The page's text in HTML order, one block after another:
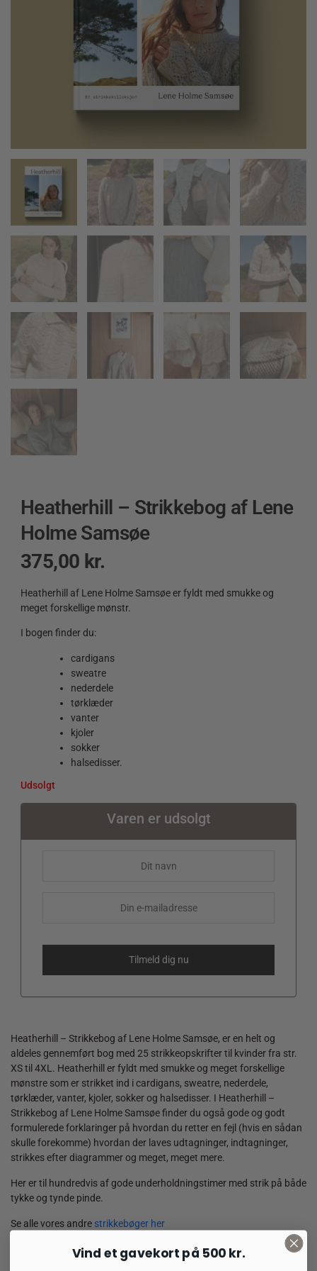
Heatherhill – Strikkebog af Lene
Holme Samsøe
375,00 kr.
Heatherhill af Lene Holme Samsøe er fyldt med smukke og
meget forskellige mønstr.
I bogen finder du:
cardigans
sweatre
nederdele
tørklæder
vanter
kjoler
sokker
halsedisser.
Udsolgt
Varen er udsolgt
Heatherhill – Strikkebog af Lene Holme Samsøe, er en helt og
aldeles gennemført bog med 25 strikkeopskrifter til kvinder fra str.
XS til 4XL. Heatherhill er fyldt med smukke og meget forskellige
mønstre som er strikket ind i cardigans, sweatre, nederdele,
tørklæder, vanter, kjoler, sokker og halsedisser. I Heatherhill –
Strikkebog af Lene Holme Samsøe finder du også gode og godt
formulerede forklaringer på hvordan du retter en fejl (hvis en sådan
skulle forekomme) hvordan der laves udtagninger, indtagninger,
strikkes efter diagrammer og meget, meget mere.
Her er til hundredvis af gode underholdningstimer med strik på både
tykke og tynde pinde.
Se alle vores andre strikkebøger her
Vind et gavekort på 500 kr.